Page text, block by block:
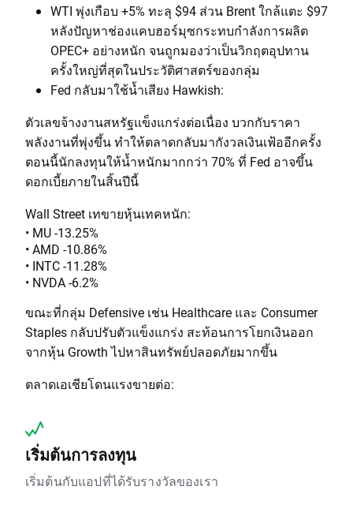
WTI พุ่งเกือบ +5% ทะลุ $94 ส่วน Brent ใกล้แตะ $97
หลังปัญหาช่องแคบฮอร์มุซกระทบกำลังการผลิต
OPEC+ อย่างหนัก จนถูกมองว่าเป็นวิกฤตอุปทาน
ครั้งใหญ่ที่สุดในประวัติศาสตร์ของกลุ่ม
Fed กลับมาใช้น้ำเสียง Hawkish:
ตัวเลขจ้างงานสหรัฐแข็งแกร่งต่อเนื่อง บวกกับราคา
พลังงานที่พุ่งขึ้น ทำให้ตลาดกลับมากังวลเงินเฟ้ออีกครั้ง
ตอนนี้นักลงทุนให้น้ำหนักมากกว่า 70% ที่ Fed อาจขึ้น
ดอกเบี้ยภายในสิ้นปีนี้
Wall Street เทขายหุ้นเทคหนัก:
• MU -13.25%
• AMD -10.86%
• INTC -11.28%
• NVDA -6.2%
ขณะที่กลุ่ม Defensive เช่น Healthcare และ Consumer
Staples กลับปรับตัวแข็งแกร่ง สะท้อนการโยกเงินออก
จากหุ้น Growth ไปหาสินทรัพย์ปลอดภัยมากขึ้น
ตลาดเอเชียโดนแรงขายต่อ:
เริ่มต้นการลงทุน
เริ่มต้นกับแอปที่ได้รับรางวัลของเรา